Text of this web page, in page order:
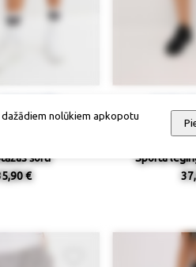
šorti
€
Sporta
nolūkiem apkopotu